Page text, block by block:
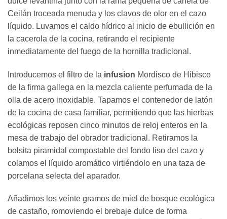
Ceilán troceada menuda y los clavos de olor en el cazo
líquido. Luvamos el caldo hídrico al inicio de ebullición en
la cacerola de la cocina, retirando el recipiente
inmediatamente del fuego de la hornilla tradicional.
Introducemos el filtro de la infusion Mordisco de Hibisco
de la firma gallega en la mezcla caliente perfumada de la
olla de acero inoxidable. Tapamos el contenedor de latón
de la cocina de casa familiar, permitiendo que las hierbas
ecológicas reposen cinco minutos de reloj enteros en la
mesa de trabajo del obrador tradicional. Retiramos la
bolsita piramidal compostable del fondo liso del cazo y
colamos el líquido aromático virtiéndolo en una taza de
porcelana selecta del aparador.
Añadimos los veinte gramos de miel de bosque ecológica
de castaño, romoviendo el brebaje dulce de forma